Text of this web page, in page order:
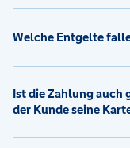
Welche Entgelte
Ist die Zahlung auch
der Kunde seine